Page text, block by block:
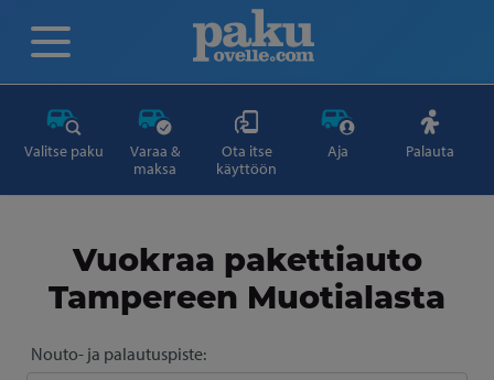
Valitse paku
Varaa &
maksa
Ota itse
käyttöön
Aja Palauta
Vuokraa pakettiauto
Tampereen Muotialasta
Nouto- ja palautuspiste: